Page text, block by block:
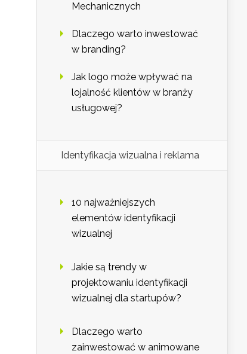
Mechanicznych
Dlaczego warto inwestować
w branding?
Jak logo może wpływać na
lojalność klientów w branży
usługowej?
Identyfikacja wizualna i reklama
10 najważniejszych
elementów identyfikacji
wizualnej
Jakie są trendy w
projektowaniu identyfikacji
wizualnej dla startupów?
Dlaczego warto
zainwestować w animowane